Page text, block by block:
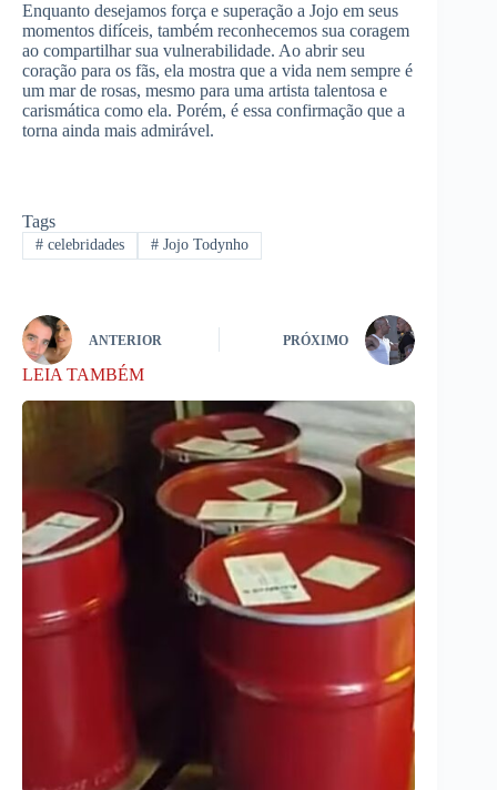
Enquanto desejamos força e superação a Jojo em seus
momentos difíceis, também reconhecemos sua coragem
ao compartilhar sua vulnerabilidade. Ao abrir seu
coração para os fãs, ela mostra que a vida nem sempre é
um mar de rosas, mesmo para uma artista talentosa e
carismática como ela. Porém, é essa confirmação que a
torna ainda mais admirável.
Tags
#celebridades #Jojo Todynho
ANTERIOR PRÓXIMO
LEIA TAMBÉM